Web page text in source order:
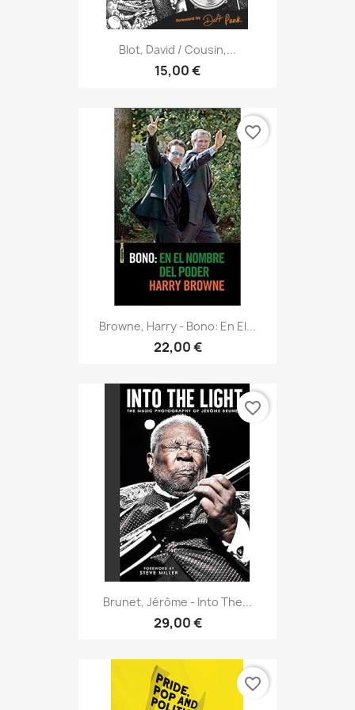
Blot, David / Cousin,...
15,00 €
Browne, Harry - Bono: En El...
22,00 €
favorite_border
Brunet, Jérôme - Into The...
29,00 €
favorite_border
favorite_border